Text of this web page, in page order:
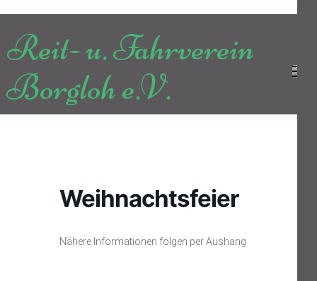
springen
drücken)
Reit- u. Fahrverein
Borgloh e.V.
Weihnachtsfeier
Nähere Informationen folgen per Aushang